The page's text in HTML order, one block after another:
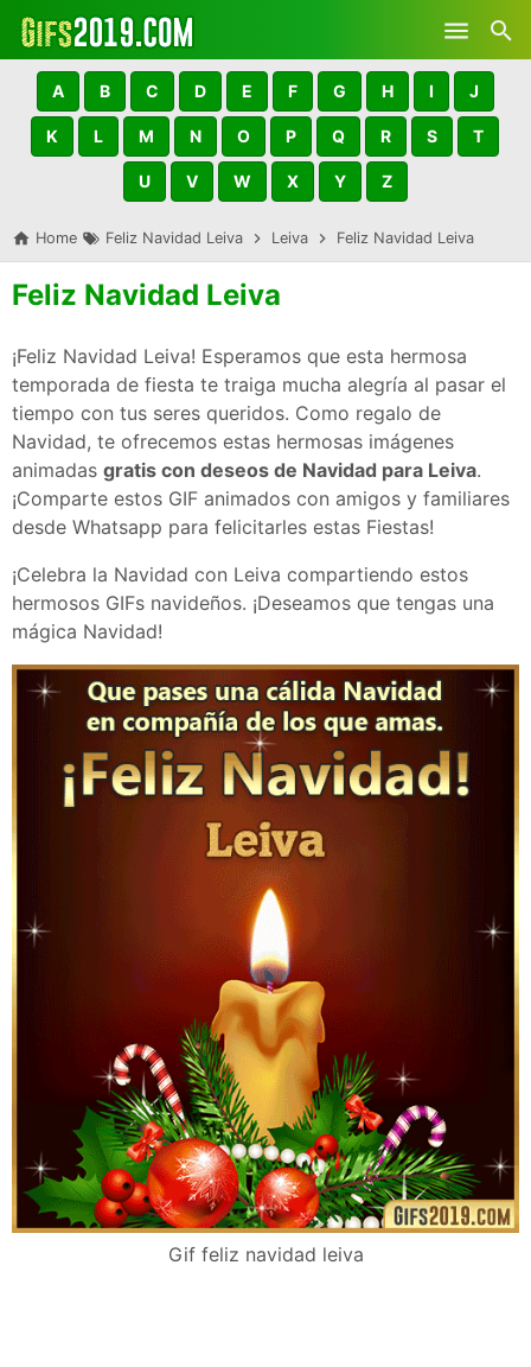
Skip to main content
A B C D E F G H I J
K L M N O P Q R S T
U V W X Y Z
Home Feliz Navidad Leiva Leiva Feliz Navidad Leiva
Feliz Navidad Leiva
¡Feliz Navidad Leiva! Esperamos que esta hermosa
temporada de fiesta te traiga mucha alegría al pasar el
tiempo con tus seres queridos. Como regalo de
Navidad, te ofrecemos estas hermosas imágenes
animadas gratis con deseos de Navidad para Leiva.
¡Comparte estos GIF animados con amigos y familiares
desde Whatsapp para felicitarles estas Fiestas!
¡Celebra la Navidad con Leiva compartiendo estos
hermosos GIFs navideños. ¡Deseamos que tengas una
mágica Navidad!
Gif feliz navidad leiva